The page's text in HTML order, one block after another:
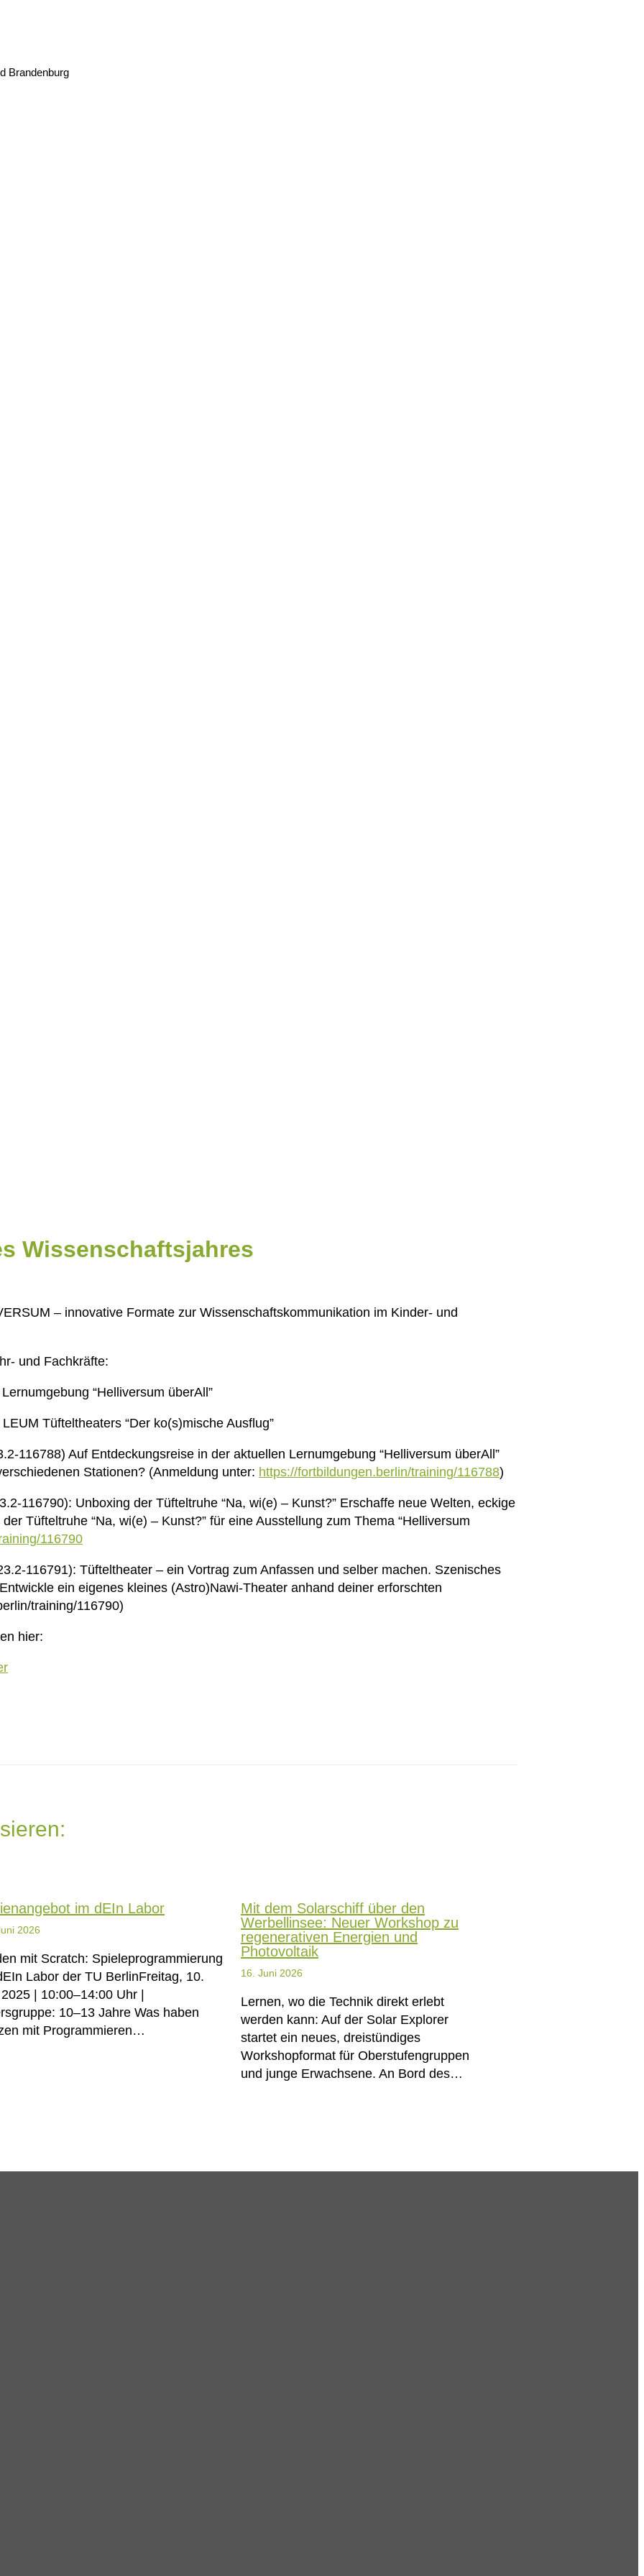
Brandenburg
Wissenschaftsjahres
– innovative Formate zur Wissenschaftskommunikation im Kinder- und
und Fachkräfte:
“Helliversum überAll”
Tüfteltheaters “Der ko(s)mische Ausflug”
116788) Auf Entdeckungsreise in der aktuellen Lernumgebung “Helliversum überAll”
Stationen? (Anmeldung unter: https://fortbildungen.berlin/training/116788)
116790): Unboxing der Tüfteltruhe “Na, wi(e) – Kunst?” Erschaffe neue Welten, eckige
Tüfteltruhe “Na, wi(e) – Kunst?” für eine Ausstellung zum Thema “Helliversum
116790
116791): Tüfteltheater – ein Vortrag zum Anfassen und selber machen. Szenisches
ein eigenes kleines (Astro)Nawi-Theater anhand deiner erforschten
training/116790)
hier:
im dEIn Labor
2026
mit Scratch: Spieleprogrammierung
Labor der TU BerlinFreitag, 10.
| 10:00–14:00 Uhr |
10–13 Jahre Was haben
mit Programmieren…
Mit dem Solarschiff über den
Werbellinsee: Neuer Workshop zu
regenerativen Energien und
Photovoltaik
16. Juni 2026
Lernen, wo die Technik direkt erlebt
werden kann: Auf der Solar Explorer
startet ein neues, dreistündiges
Workshopformat für Oberstufengruppen
und junge Erwachsene. An Bord des…